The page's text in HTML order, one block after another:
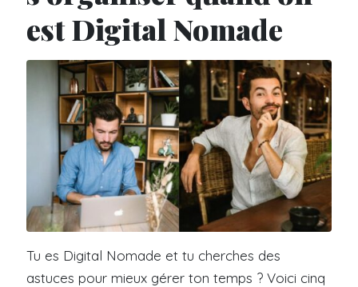
est Digital Nomade
Tu es Digital Nomade et tu cherches des
astuces pour mieux gérer ton temps ? Voici cinq